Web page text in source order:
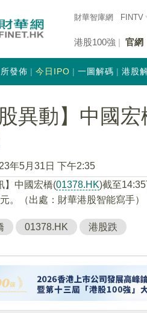
財華智庫網 FINTV
港股100強 官網
發佈 今日IPO 一圖解碼 港股
股異動】中國
年5月31日 下午2:35
】中國宏橋(01378.HK)截至
。（出處：財華港股智能寫手）
01378.HK 港股跌